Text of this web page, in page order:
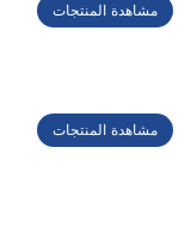
مشاهدة المنتجات
مشاهدة المنتجات